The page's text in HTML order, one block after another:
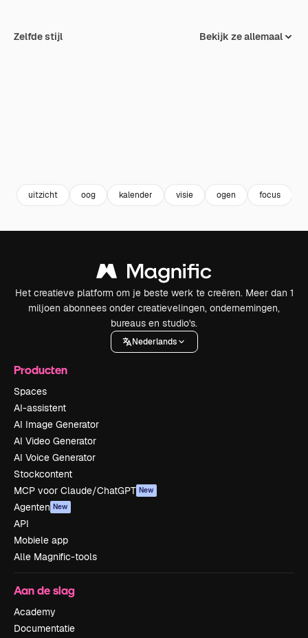
Zelfde stijl Bekijk ze allemaal
uitzicht oog kalender visie ogen focus
Het creatieve platform om je beste werk te creëren. Meer dan 1
miljoen abonnees onder creatievelingen, ondernemingen,
bureaus en studio's.
Nederlands
Producten
Spaces
AI-assistent
AI Image Generator
AI Video Generator
AI Voice Generator
Stockcontent
MCP voor Claude/ChatGPT New
Agenten New
API
Mobiele app
Alle Magnific-tools
Aan de slag
Academy
Documentatie